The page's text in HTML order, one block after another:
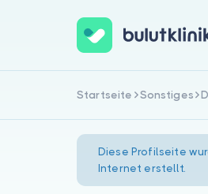
Startseite Sonstiges
Diese Profilseite
Internet erstellt.